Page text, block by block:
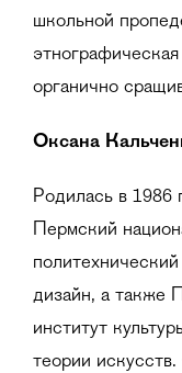
школьной
органично
Оксана
Родилась в 1986
Пермский
дизайн, а также
институт
теории